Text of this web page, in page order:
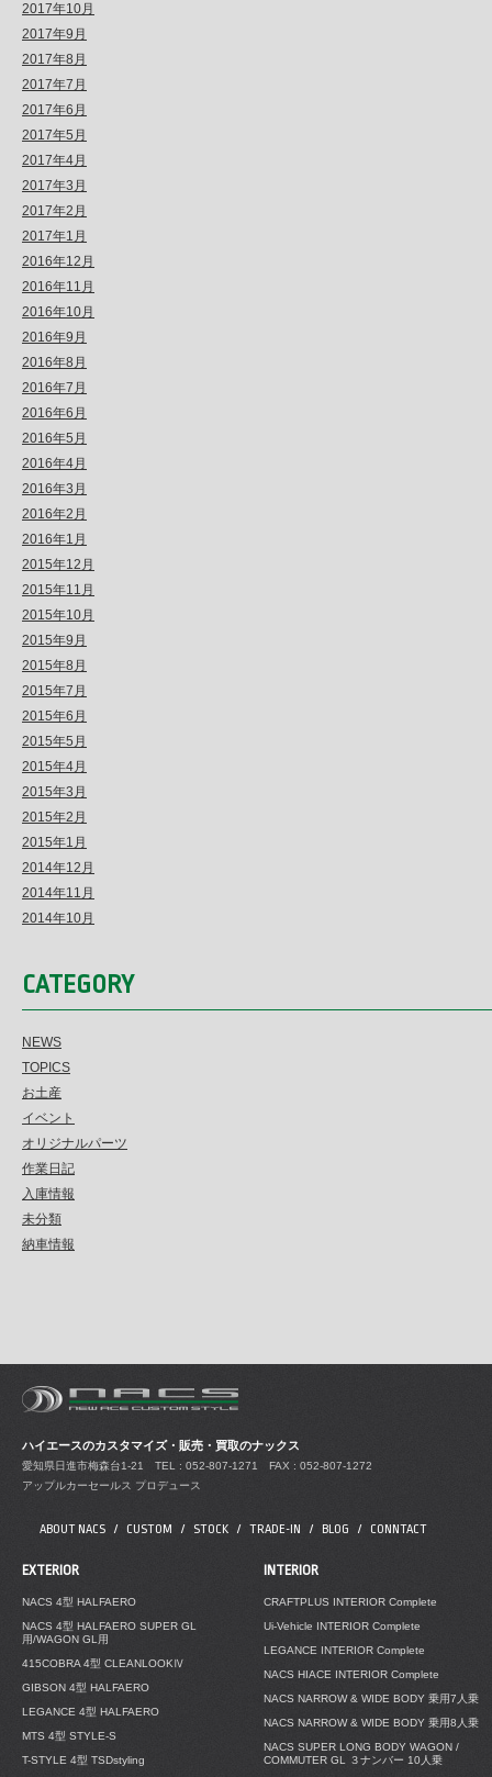
2017年10月
2017年9月
2017年8月
2017年7月
2017年6月
2017年5月
2017年4月
2017年3月
2017年2月
2017年1月
2016年12月
2016年11月
2016年10月
2016年9月
2016年8月
2016年7月
2016年6月
2016年5月
2016年4月
2016年3月
2016年2月
2016年1月
2015年12月
2015年11月
2015年10月
2015年9月
2015年8月
2015年7月
2015年6月
2015年5月
2015年4月
2015年3月
2015年2月
2015年1月
2014年12月
2014年11月
2014年10月
CATEGORY
NEWS
TOPICS
お土産
イベント
オリジナルパーツ
作業日記
入庫情報
未分類
納車情報
ハイエースのカスタマイズ・販売・買取のナックス
愛知県日進市梅森台1-21 TEL : 052-807-1271 FAX : 052-807-1272
アップルカーセールス プロデュース
ABOUT NACS CUSTOM STOCK TRADE-IN BLOG CONNTACT
EXTERIOR
NACS 4型 HALFAERO
NACS 4型 HALFAERO SUPER GL
用/WAGON GL用
415COBRA 4型 CLEANLOOKⅣ
GIBSON 4型 HALFAERO
LEGANCE 4型 HALFAERO
MTS 4型 STYLE-S
T-STYLE 4型 TSDstyling
INTERIOR
CRAFTPLUS INTERIOR Complete
Ui-Vehicle INTERIOR Complete
LEGANCE INTERIOR Complete
NACS HIACE INTERIOR Complete
NACS NARROW & WIDE BODY 乗用7人乗
NACS NARROW & WIDE BODY 乗用8人乗
NACS SUPER LONG BODY WAGON /
COMMUTER GL ３ナンバー 10人乗